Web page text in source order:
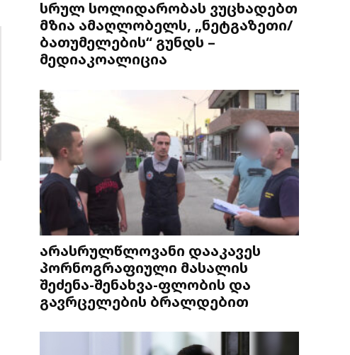
სრულ სოლიდარობას ვუცხადებთ
მზია ამაღლობელს, „ნეტგაზეთი/
ბათუმელების“ გუნდს –
მედიაკოალიცია
არასრულწლოვანი დააკავეს
პორნოგრაფიული მასალის
შეძენა-შენახვა-ფლობის და
გავრცელების ბრალდებით